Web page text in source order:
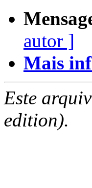
autor ]
Mais
Este
edition).